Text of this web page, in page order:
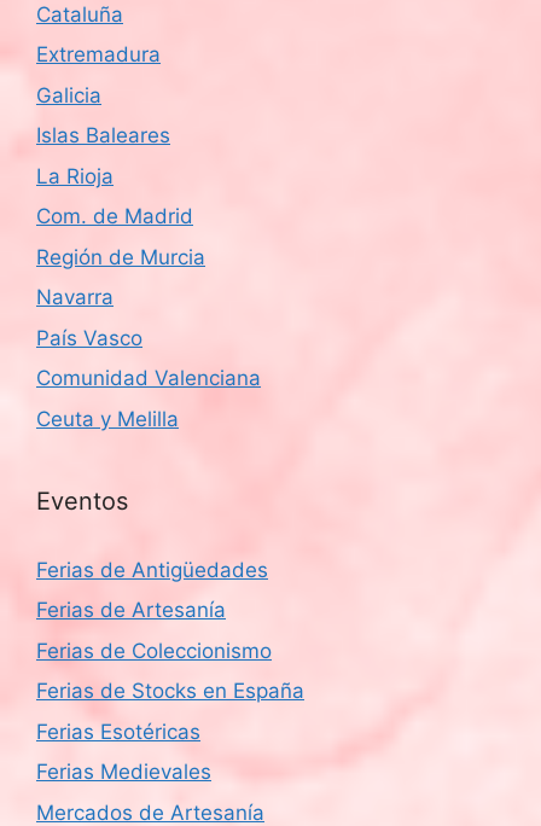
Cataluña
Extremadura
Galicia
Islas Baleares
La Rioja
Com. de Madrid
Región de Murcia
Navarra
País Vasco
Comunidad Valenciana
Ceuta y Melilla
Eventos
Ferias de Antigüedades
Ferias de Artesanía
Ferias de Coleccionismo
Ferias de Stocks en España
Ferias Esotéricas
Ferias Medievales
Mercados de Artesanía